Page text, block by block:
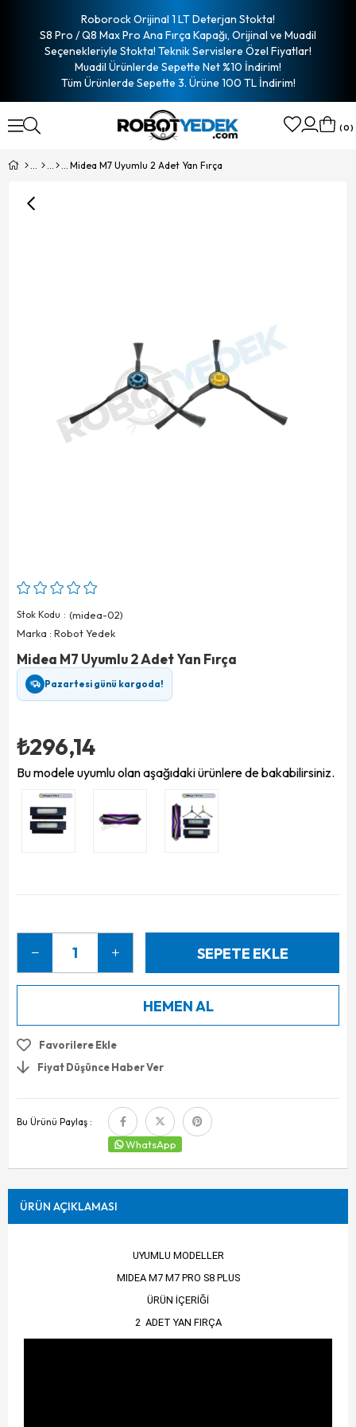
Roborock Orijinal 1 LT Deterjan Stokta!
S8 Pro / Q8 Max Pro Ana Fırça Kapağı, Orijinal ve Muadil
Seçenekleriyle Stokta! Teknik Servislere Özel Fiyatlar!
Muadil Ürünlerde Sepette Net %10 İndirim!
Tüm Ürünlerde Sepette 3. Ürüne 100 TL İndirim!
0
Midea M7 Uyumlu 2 Adet Yan Fırça
Stok Kodu
(midea-02)
Marka : Robot Yedek
Midea M7 Uyumlu 2 Adet Yan Fırça
Pazartesi günü kargoda!
₺296,14
Bu modele uyumlu olan aşağıdaki ürünlere de bakabilirsiniz.
Favorilere Ekle
Fiyat Düşünce Haber Ver
Bu Ürünü Paylaş :
WhatsApp
ÜRÜN AÇIKLAMASI
UYUMLU MODELLER
MIDEA M7 M7 PRO S8 PLUS
ÜRÜN İÇERİĞİ
2 ADET YAN FIRÇA